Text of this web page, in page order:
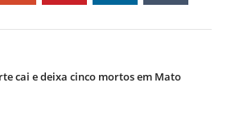
cai e deixa cinco mortos em Mato